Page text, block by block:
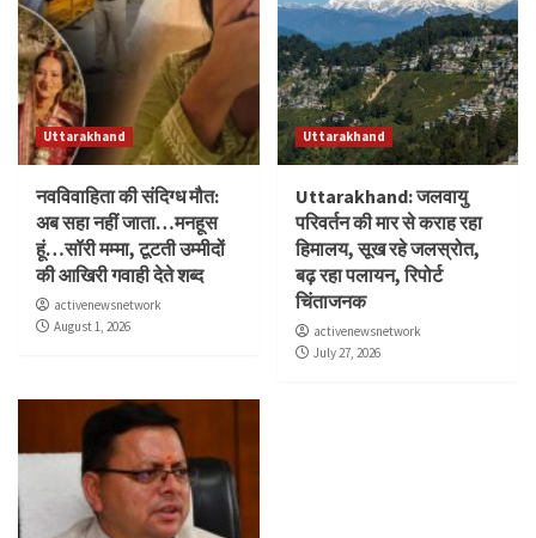
Uttarakhand
नवविवाहिता की संदिग्ध मौत:
अब सहा नहीं जाता…मनहूस
हूं…सॉरी मम्मा, टूटती उम्मीदों
की आखिरी गवाही देते शब्द
activenewsnetwork
August 1, 2026
Uttarakhand
Uttarakhand: जलवायु
परिवर्तन की मार से कराह रहा
हिमालय, सूख रहे जलस्रोत,
बढ़ रहा पलायन, रिपोर्ट
चिंताजनक
activenewsnetwork
July 27, 2026